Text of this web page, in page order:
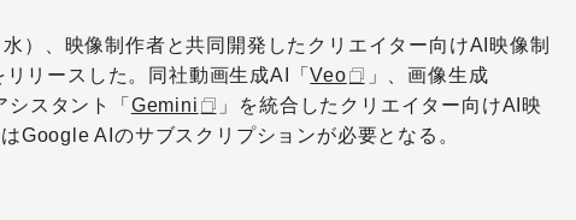
）、映像制作者と共同開発したクリエイター向けAI映像制
リリースした。同社動画生成AI「Veo
」、画像生成
シスタント「 Gemini
」を統合したクリエイター向けAI映
Google AIのサブスクリプションが必要となる。